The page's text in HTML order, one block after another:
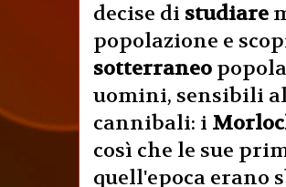
decise di studiare
popolazione e
sotterraneo
uomini, sensibili
cannibali: i
così che le sue
quell'epoca erano